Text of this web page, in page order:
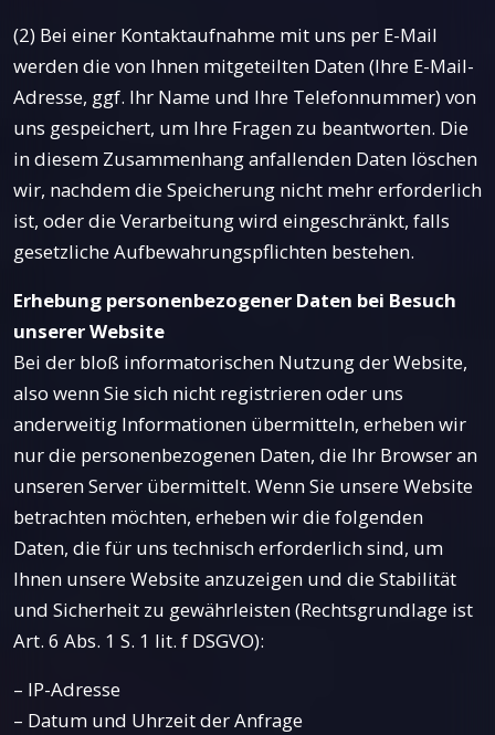
(2) Bei einer Kontaktaufnahme mit uns per E-Mail
werden die von Ihnen mitgeteilten Daten (Ihre E-Mail-
Adresse, ggf. Ihr Name und Ihre Telefonnummer) von
uns gespeichert, um Ihre Fragen zu beantworten. Die
in diesem Zusammenhang anfallenden Daten löschen
wir, nachdem die Speicherung nicht mehr erforderlich
ist, oder die Verarbeitung wird eingeschränkt, falls
gesetzliche Aufbewahrungspflichten bestehen.
Erhebung personenbezogener Daten bei Besuch
unserer Website
Bei der bloß informatorischen Nutzung der Website,
also wenn Sie sich nicht registrieren oder uns
anderweitig Informationen übermitteln, erheben wir
nur die personenbezogenen Daten, die Ihr Browser an
unseren Server übermittelt. Wenn Sie unsere Website
betrachten möchten, erheben wir die folgenden
Daten, die für uns technisch erforderlich sind, um
Ihnen unsere Website anzuzeigen und die Stabilität
und Sicherheit zu gewährleisten (Rechtsgrundlage ist
Art. 6 Abs. 1 S. 1 lit. f DSGVO):
– IP-Adresse
– Datum und Uhrzeit der Anfrage